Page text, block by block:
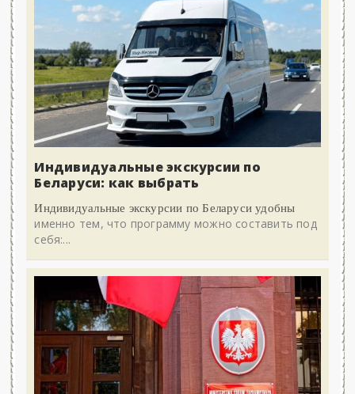
Индивидуальные экскурсии по
Беларуси: как выбрать
Индивидуальные экскурсии по Беларуси удобны
именно тем, что программу можно составить под
себя:...